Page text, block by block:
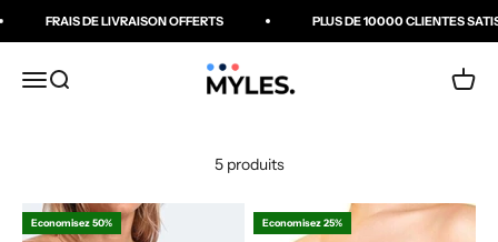
FRAIS DE LIVRAISON OFFERTS PLUS DE 10000 CLIENTES
Ouvrir la navigation
Ouvrir la recherche MYLES Boutique Voir
5 produits
Economisez 50% Economisez 25%